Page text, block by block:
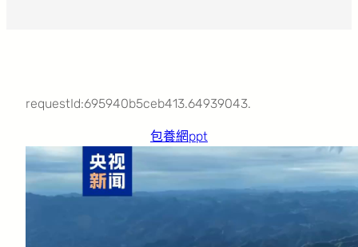
requestId:695940b5ceb413.64939043.
包養網ppt